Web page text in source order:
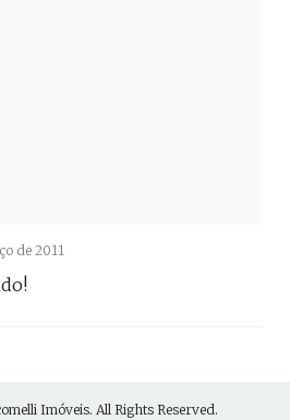
de 2011
Imóveis. All Rights Reserved.